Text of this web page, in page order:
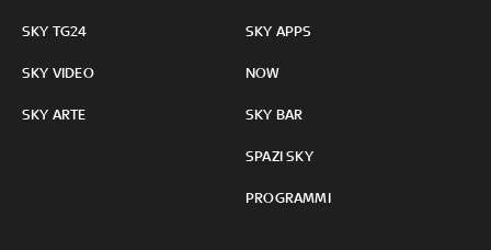
SKY TG24
SKY VIDEO
SKY ARTE
SKY APPS
NOW
SKY BAR
SPAZI SKY
PROGRAMMI